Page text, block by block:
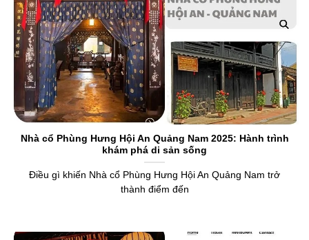
Nhà cổ Phùng Hưng Hội An Quảng Nam 2025: Hành trình
khám phá di sản sống
Điều gì khiến Nhà cổ Phùng Hưng Hội An Quảng Nam trở
thành điểm đến